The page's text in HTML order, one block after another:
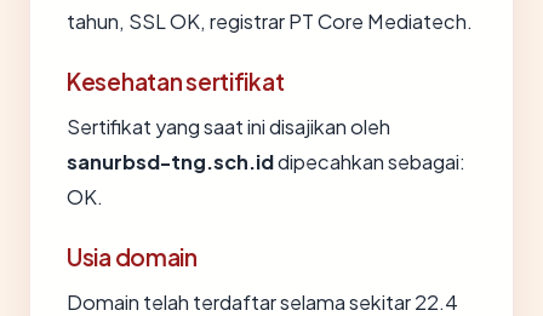
tahun, SSL OK, registrar PT Core Mediatech.
Kesehatan sertifikat
Sertifikat yang saat ini disajikan oleh
sanurbsd-tng.sch.iddipecahkan sebagai:
OK.
Usia domain
Domain telah terdaftar selama sekitar 22.4